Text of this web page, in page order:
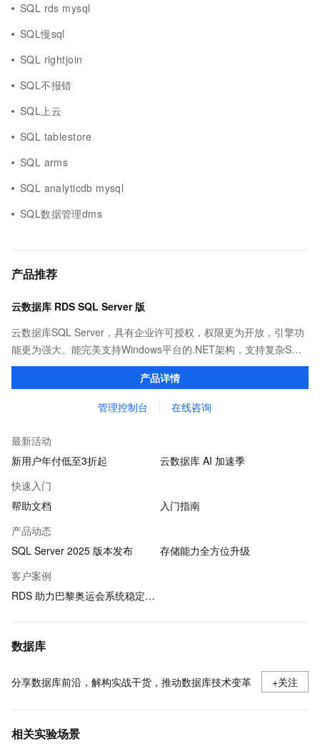
SQL rds mysql
SQL慢sql
SQL rightjoin
SQL不报错
SQL上云
SQL tablestore
SQL arms
SQL analyticdb mysql
SQL数据管理dms
产品推荐
云数据库 RDS SQL Server 版
云数据库SQL Server，具有企业许可授权，权限更为开放，引擎功
能更为强大。能完美支持Windows平台的.NET架构，支持复杂SQL
查询，性能优秀，并有强大的可视化管理工具，帮助您轻松管理数
产品详情
管理控制台 在线咨询
最新活动
新用户年付低至3折起
云数据库 AI 加速季
快速入门
帮助文档
入门指南
产品动态
SQL Server 2025 版本发布
存储能力全方位升级
客户案例
RDS 助力巴黎奥运会系统稳定运行
数据库
分享数据库前沿，解构实战干货，推动数据库技术变革 +关注
相关实验场景